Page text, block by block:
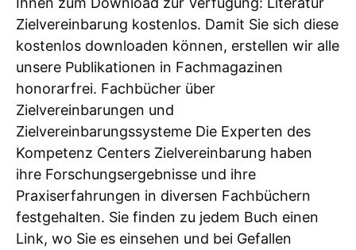
Zielvereinbarung kostenlos. Damit Sie sich diese
kostenlos downloaden können, erstellen wir alle
unsere Publikationen in Fachmagazinen
honorarfrei. Fachbücher über
Zielvereinbarungen und
Zielvereinbarungssysteme Die Experten des
Kompetenz Centers Zielvereinbarung haben
ihre Forschungsergebnisse und ihre
Praxiserfahrungen in diversen Fachbüchern
festgehalten. Sie finden zu jedem Buch einen
Link, wo Sie es einsehen und bei Gefallen